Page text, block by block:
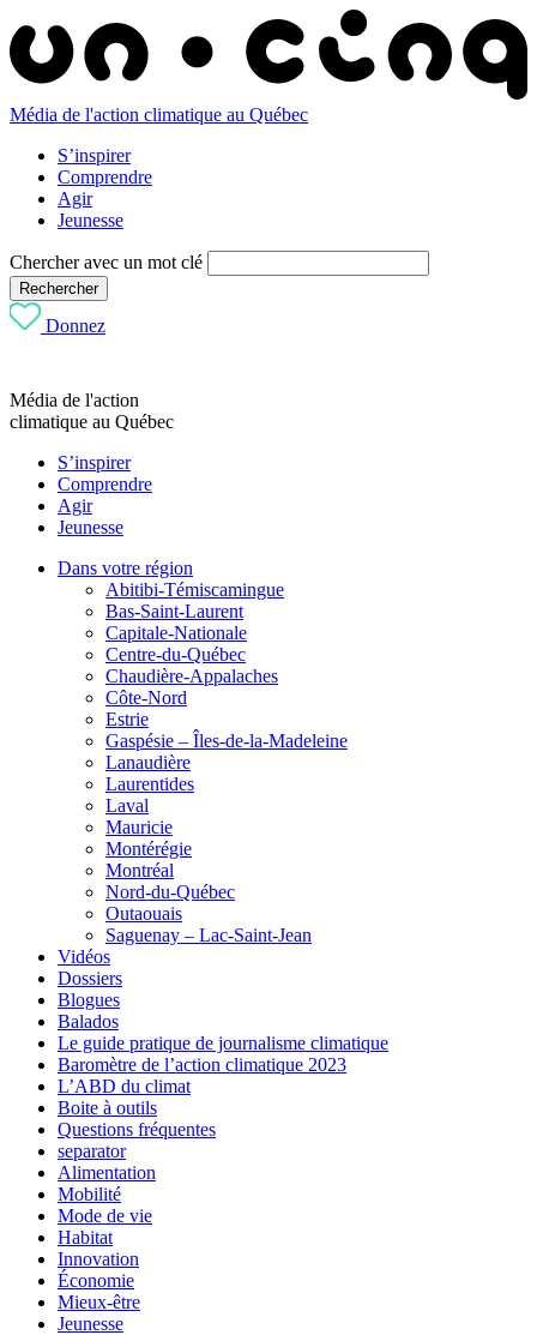
Média de l'action climatique au Québec
S’inspirer
Comprendre
Agir
Jeunesse
Chercher avec un mot clé
Rechercher
Donnez
Média de l'action
climatique au Québec
S’inspirer
Comprendre
Agir
Jeunesse
Dans votre région
Abitibi-Témiscamingue
Bas-Saint-Laurent
Capitale-Nationale
Centre-du-Québec
Chaudière-Appalaches
Côte-Nord
Estrie
Gaspésie – Îles-de-la-Madeleine
Lanaudière
Laurentides
Laval
Mauricie
Montérégie
Montréal
Nord-du-Québec
Outaouais
Saguenay – Lac-Saint-Jean
Vidéos
Dossiers
Blogues
Balados
Le guide pratique de journalisme climatique
Baromètre de l’action climatique 2023
L’ABD du climat
Boite à outils
Questions fréquentes
separator
Alimentation
Mobilité
Mode de vie
Habitat
Innovation
Économie
Mieux-être
Jeunesse